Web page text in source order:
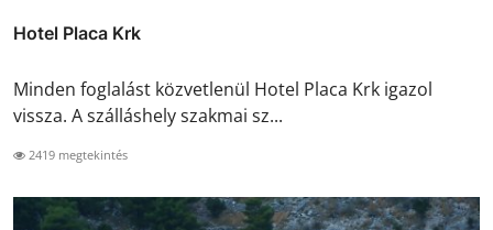
Hotel Placa Krk
Minden foglalást közvetlenül Hotel Placa Krk igazol
vissza. A szálláshely szakmai sz...
2419 megtekintés